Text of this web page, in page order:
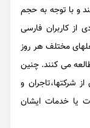
و با توجه به حجم
از کاربران فارسی
مختلف هر روز
می کنند. چنین
شرکتها،تاجران و
یا خدمات ایشان